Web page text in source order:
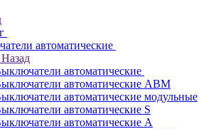
автоматические
Назад
автоматические
автоматические АВМ
автоматические модульные
автоматические S
автоматические А